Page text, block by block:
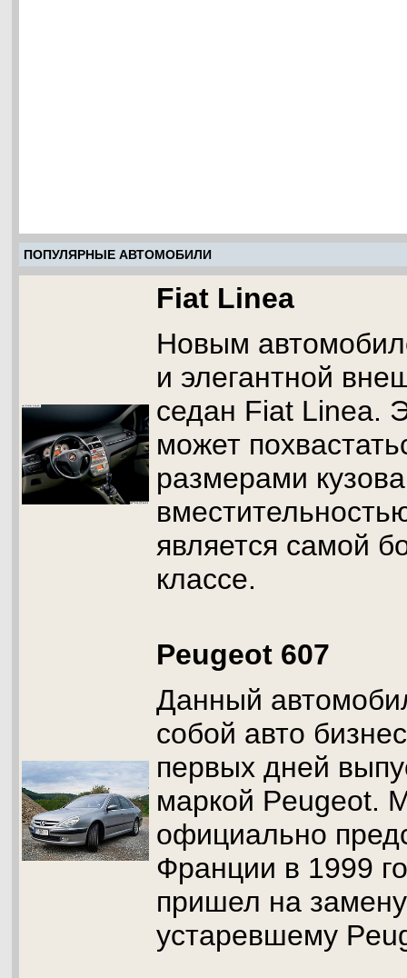
ПОПУЛЯРНЫЕ АВТОМОБИЛИ
Fiat Linea
Новым
и элегантной
седан Fiat Linea.
может
размерами
является самой
классе.
Peugeot 607
Данный
собой авто
первых дней
маркой Peugeot.
официально
Франции в 1999
пришел на
устаревшему